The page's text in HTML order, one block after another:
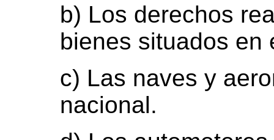
b) Los derechos
bienes situados en
c) Las naves y
nacional.